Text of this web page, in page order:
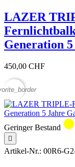
LAZER
Generation
450,00 CHF
Geringer Bestand circle

Artikel-Nr.: 00R6-